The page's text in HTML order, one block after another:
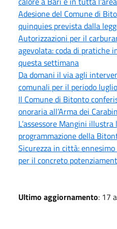
Adesione del Comune di
quinquies prevista dalla
Autorizzazioni per il
agevolata: coda di pratiche
questa settimana
Da domani il via agli
comunali per il periodo
Il Comune di Bitonto
onoraria all’Arma dei
L’assessore Mangini
programmazione della
Sicurezza in città:
per il concreto
Ultimo aggiornamento: 17